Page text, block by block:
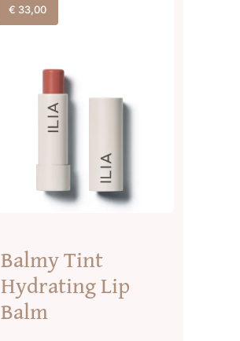
€ 33,00
Balmy Tint
Hydrating Lip
Balm